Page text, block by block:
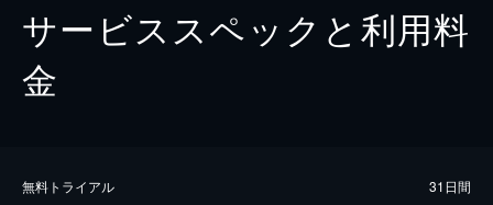
サービススペックと利用料
金
無料トライアル 31日間